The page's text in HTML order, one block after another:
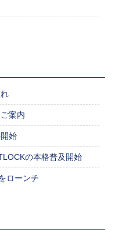
案内
始
の本格普及開始
ローンチ